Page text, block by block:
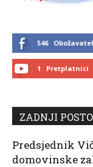
546
1 Pretplatnici
ZADNJI
Predsjednik
domovinske